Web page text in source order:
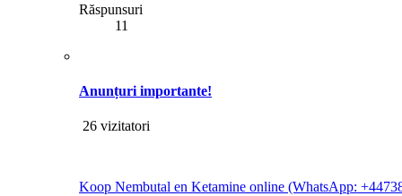
Răspunsuri
11
Anunțuri importante!
26 vizitatori
Koop Nembutal en Ketamine online (WhatsApp: